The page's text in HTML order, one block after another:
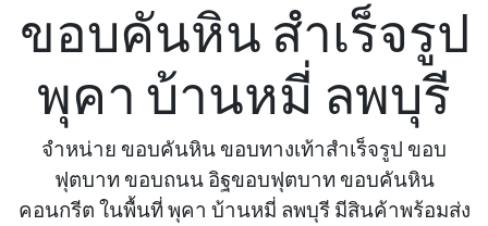
ขอบคันหิน สำเร็จรูป
พุคา บ้านหมี่ ลพบุรี
จำหน่าย ขอบคันหิน ขอบทางเท้าสำเร็จรูป ขอบ
ฟุตบาท ขอบถนน อิฐขอบฟุตบาท ขอบคันหิน
คอนกรีต ในพื้นที่ พุคา บ้านหมี่ ลพบุรี มีสินค้าพร้อมส่ง